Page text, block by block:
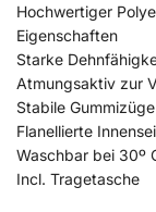
Hochwertiger
Eigenschaften
Starke
Atmungsaktiv zur
Stabile
Flanellierte
Waschbar bei 30º
Incl. Tragetasche